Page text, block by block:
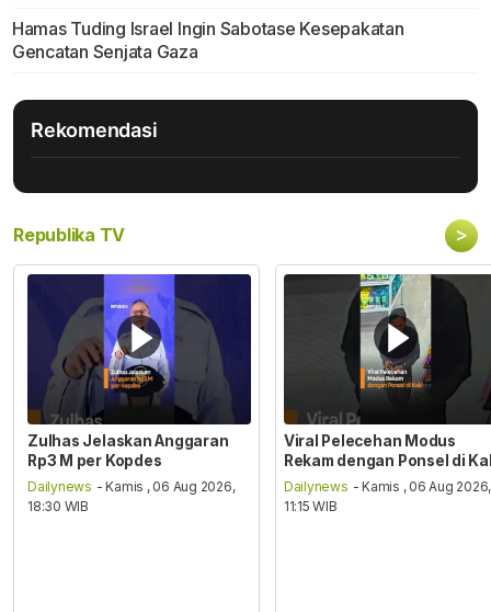
Hamas Tuding Israel Ingin Sabotase Kesepakatan
Gencatan Senjata Gaza
Rekomendasi
Republika TV >
Zulhas Jelaskan Anggaran
Rp3 M per Kopdes
Dailynews - Kamis , 06 Aug 2026,
18:30 WIB
Viral Pelecehan Modus
Rekam dengan Ponsel di
Dailynews - Kamis , 06 Aug 2026,
11:15 WIB